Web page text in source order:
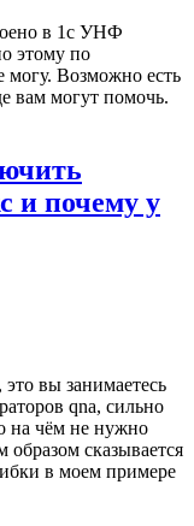
в 1с УНФ
этому по
могу. Возможно есть
вам могут помочь.
и почему у
вы занимаетесь
qna, сильно
на чём не нужно
сказывается
в моем примере